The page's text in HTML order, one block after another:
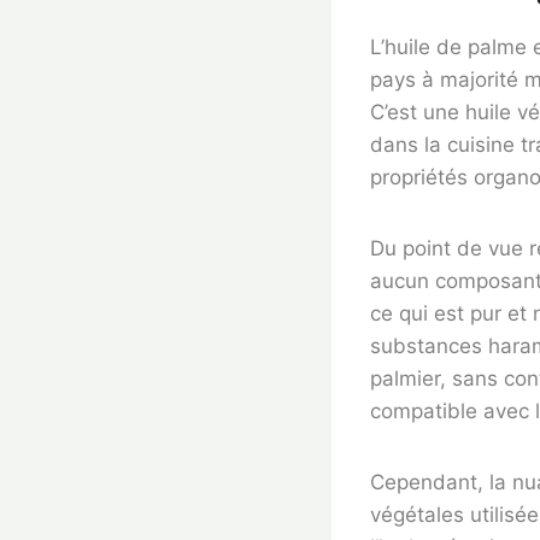
L’huile de
pays à majorité
C’est une huile
dans la cuisine
propriétés
Du point de vue
aucun
ce qui est pur et
substances
palmier, sans
compatible avec
Cependant, la
végétales